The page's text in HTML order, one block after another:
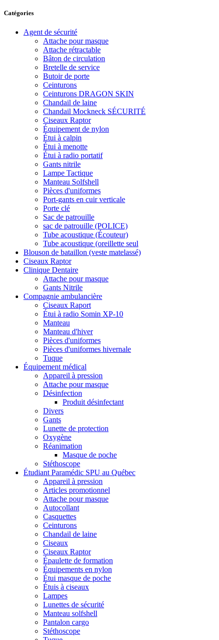
Catégories
Agent de sécurité
Attache pour masque
Attache rétractable
Bâton de circulation
Bretelle de service
Butoir de porte
Ceinturons
Ceinturons DRAGON SKIN
Chandail de laine
Chandail Mockneck SÉCURITÉ
Ciseaux Raptor
Équipement de nylon
Étui à calpin
Étui à menotte
Étui à radio portatif
Gants nitrile
Lampe Tactique
Manteau Solfshell
Pièces d'uniformes
Port-gants en cuir verticale
Porte clé
Sac de patrouille
sac de patrouille (POLICE)
Tube acoustique (Écouteur)
Tube acoustique (oreillette seul
Blouson de bataillon (veste matelassé)
Ciseaux Raptor
Clinique Dentaire
Attache pour masque
Gants Nitrile
Compagnie ambulancière
Ciseaux Raport
Étui à radio Somin XP-10
Manteau
Manteau d'hiver
Pièces d'uniformes
Pièces d'uniformes hivernale
Tuque
Équipement médical
Appareil à pression
Attache pour masque
Désinfection
Produit désinfectant
Divers
Gants
Lunette de protection
Oxygène
Réanimation
Masque de poche
Stéthoscope
Étudiant Paramédic SPU au Québec
Appareil à pression
Articles promotionnel
Attache pour masque
Autocollant
Casquettes
Ceinturons
Chandail de laine
Ciseaux
Ciseaux Raptor
Épaulette de formation
Équipements en nylon
Étui masque de poche
Étuis à ciseaux
Lampes
Lunettes de sécurité
Manteau solfshell
Pantalon cargo
Stéthoscope